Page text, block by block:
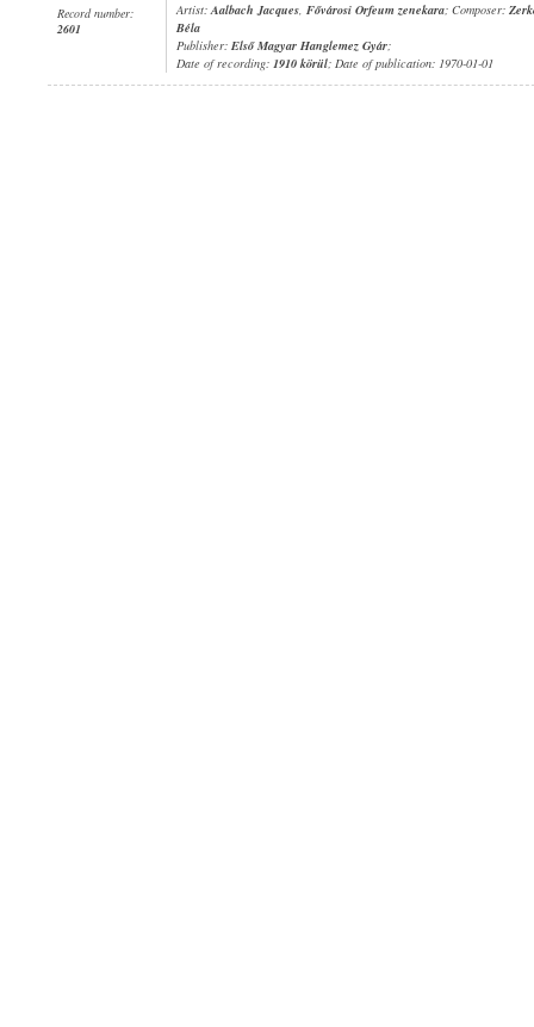
Record number:
2601
Artist:Aalbach Jacques, Fővárosi Orfeum zenekara; Composer:
Béla
Publisher: Első Magyar Hanglemez Gyár;
Date of recording: 1910 körül; Date of publication: 1970-01-01